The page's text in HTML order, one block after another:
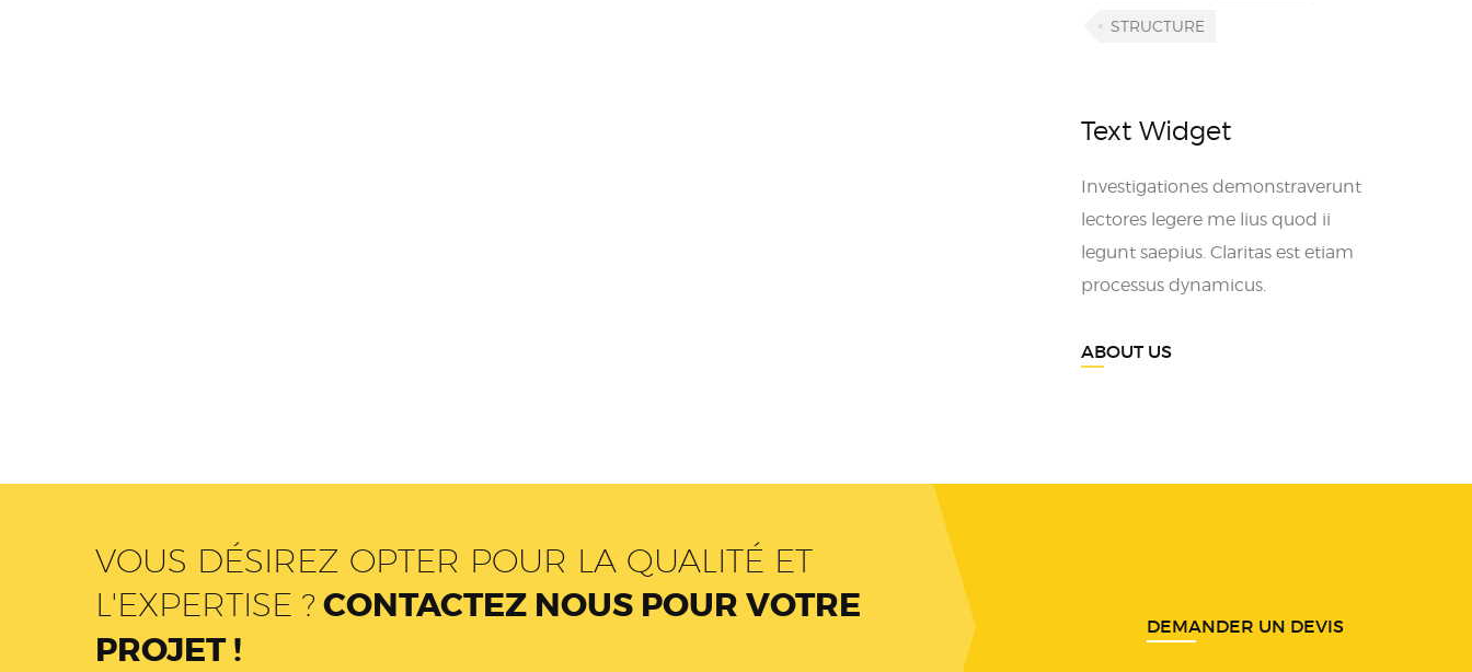
STRUCTURE
Text Widget
Investigationes demonstraverunt
lectores legere me lius quod ii
legunt saepius. Claritas est etiam
processus dynamicus.
ABOUT US
VOUS DÉSIREZ OPTER POUR LA QUALITÉ ET
L'EXPERTISE ? CONTACTEZ NOUS POUR VOTRE
PROJET !
DEMANDER UN DEVIS